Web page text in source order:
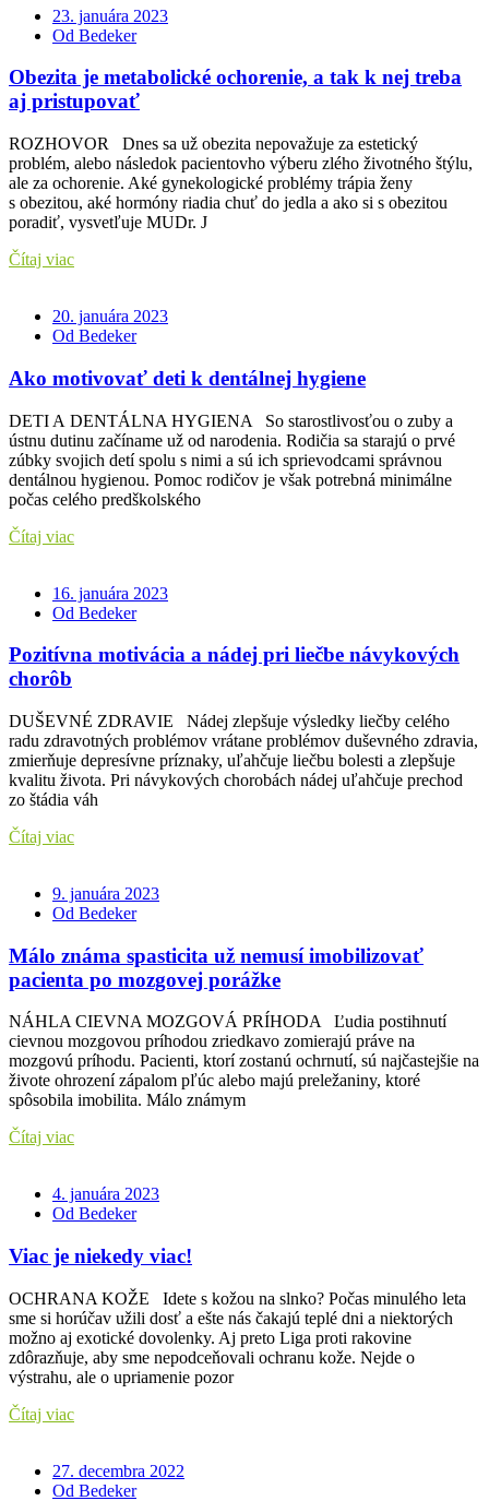
23. januára 2023
Od Bedeker
Obezita je metabolické ochorenie, a tak k nej treba
aj pristupovať
ROZHOVOR Dnes sa už obezita nepovažuje za estetický
problém, alebo následok pacientovho výberu zlého životného štýlu,
ale za ochorenie. Aké gynekologické problémy trápia ženy
s obezitou, aké hormóny riadia chuť do jedla a ako si s obezitou
poradiť, vysvetľuje MUDr. J
Čítaj viac
20. januára 2023
Od Bedeker
Ako motivovať deti k dentálnej hygiene
DETI A DENTÁLNA HYGIENA So starostlivosťou o zuby a
ústnu dutinu začíname už od narodenia. Rodičia sa starajú o prvé
zúbky svojich detí spolu s nimi a sú ich sprievodcami správnou
dentálnou hygienou. Pomoc rodičov je však potrebná minimálne
počas celého predškolského
Čítaj viac
16. januára 2023
Od Bedeker
Pozitívna motivácia a nádej pri liečbe návykových
chorôb
DUŠEVNÉ ZDRAVIE Nádej zlepšuje výsledky liečby celého
radu zdravotných problémov vrátane problémov duševného zdravia,
zmierňuje depresívne príznaky, uľahčuje liečbu bolesti a zlepšuje
kvalitu života. Pri návykových chorobách nádej uľahčuje prechod
zo štádia váh
Čítaj viac
9. januára 2023
Od Bedeker
Málo známa spasticita už nemusí imobilizovať
pacienta po mozgovej porážke
NÁHLA CIEVNA MOZGOVÁ PRÍHODA Ľudia postihnutí
cievnou mozgovou príhodou zriedkavo zomierajú práve na
mozgovú príhodu. Pacienti, ktorí zostanú ochrnutí, sú najčastejšie na
živote ohrození zápalom pľúc alebo majú preležaniny, ktoré
spôsobila imobilita. Málo známym
Čítaj viac
4. januára 2023
Od Bedeker
Viac je niekedy viac!
OCHRANA KOŽE Idete s kožou na slnko? Počas minulého leta
sme si horúčav užili dosť a ešte nás čakajú teplé dni a niektorých
možno aj exotické dovolenky. Aj preto Liga proti rakovine
zdôrazňuje, aby sme nepodceňovali ochranu kože. Nejde o
výstrahu, ale o upriamenie pozor
Čítaj viac
27. decembra 2022
Od Bedeker